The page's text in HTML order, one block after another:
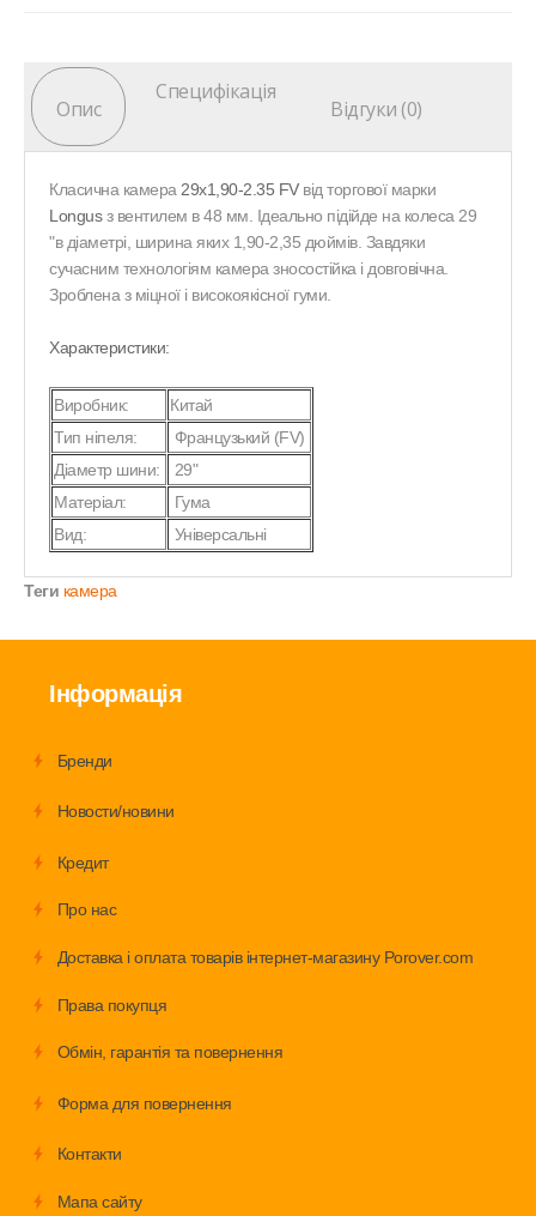
Опис
Специфікація
Відгуки (0)
Класична камера 29x1,90-2.35 FVвід торгової марки
Longusз вентилем в 48 мм. Ідеально підійде на колеса 29
"в діаметрі, ширина яких 1,90-2,35 дюймів. Завдяки
сучасним технологіям камера зносостійка і довговічна.
Зроблена з міцної і високоякісної гуми.
Характеристики:
Виробник:
Китай
Тип ніпеля:
Французький (FV)
Діаметр шини:
29"
Матеріал:
Гума
Вид:
Універсальні
Теги камера
Інформація
Бренди
Новости/новини
Кредит
Про нас
Доставка і оплата товарів інтернет-магазину Porover.com
Права покупця
Обмiн, гарантія та повернення
Форма для повернення
Контакти
Мапа сайту